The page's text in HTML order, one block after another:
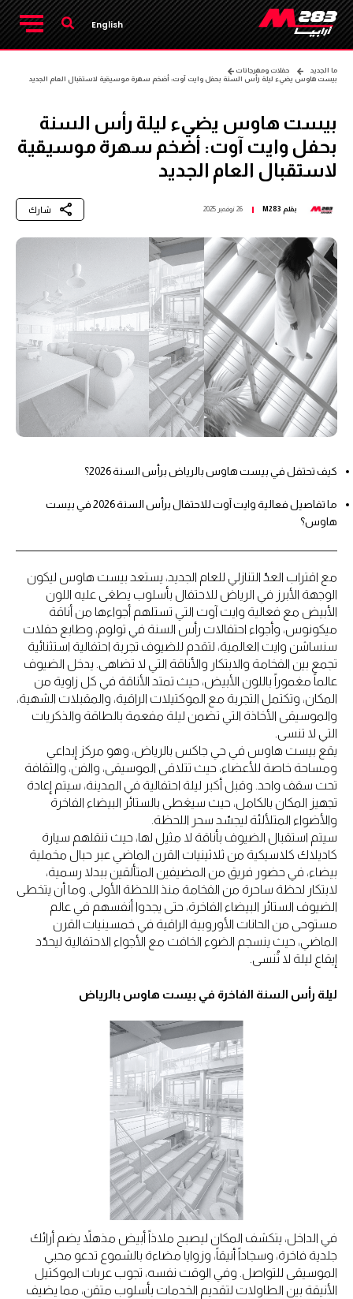
English
ما الجديد
حفلات ومهرجانات
بيست هاوس يضيء ليلة رأس السنة بحفل وايت آوت: أضخم سهرة موسيقية لاستقبال العام الجديد
بيست هاوس يضيء ليلة رأس السنة
بحفل وايت آوت: أضخم سهرة موسيقية
لاستقبال العام الجديد
بقلم M283 26 نوفمبر 2025 شارك
كيف تحتفل في بيست هاوس بالرياض برأس السنة 2026؟
ما تفاصيل فعالية وايت آوت للاحتفال برأس السنة 2026 في بيست
هاوس؟
مع اقتراب العدّ التنازلي للعام الجديد، يستعد بيست هاوس ليكون
الوجهة الأبرز في الرياض للاحتفال بأسلوب يطغى عليه اللون
الأبيض مع فعالية وايت آوت التي تستلهم أجواءها من أناقة
ميكونوس، وأجواء احتفالات رأس السنة في تولوم، وطابع حفلات
سنساشن وايت العالمية، لتقدم للضيوف تجربة احتفالية استثنائية
تجمع بين الفخامة والابتكار والأناقة التي لا تضاهى. يدخل الضيوف
عالماً مغموراً باللون الأبيض، حيث تمتد الأناقة في كل زاوية من
المكان، وتكتمل التجربة مع الموكتيلات الراقية، والمقبلات الشهية،
والموسيقى الأخاذة التي تضمن ليلة مفعمة بالطاقة والذكريات
التي لا تنسى.
يقع بيست هاوس في حي جاكس بالرياض، وهو مركز إبداعي
ومساحة خاصة للأعضاء، حيث تتلاقى الموسيقى، والفن، والثقافة
تحت سقف واحد. وقبل أكبر ليلة احتفالية في المدينة، سيتم إعادة
تجهيز المكان بالكامل، حيث سيغطى بالستائر البيضاء الفاخرة
والأضواء المتلألئة ليجسّد سحر اللحظة.
سيتم استقبال الضيوف بأناقة لا مثيل لها، حيث تنقلهم سيارة
كاديلاك كلاسيكية من ثلاثينيات القرن الماضي عبر حبال مخملية
بيضاء، في حضور فريق من المضيفين المتألقين ببدلا رسمية،
لابتكار لحظة ساحرة من الفخامة منذ اللحظة الأولى. وما أن يتخطى
الضيوف الستائر البيضاء الفاخرة، حتى يجدوا أنفسهم في عالم
مستوحى من الحانات الأوروبية الراقية في خمسينيات القرن
الماضي، حيث ينسجم الضوء الخافت مع الأجواء الاحتفالية ليحدّد
إيقاع ليلة لا تُنسى.
ليلة رأس السنة الفاخرة في بيست هاوس بالرياض
في الداخل، يتكشف المكان ليصبح ملاذاً أبيض مذهلاً يضم أرائك
جلدية فاخرة، وسجاداً أنيقاً، وزوايا مضاءة بالشموع تدعو محبي
الموسيقى للتواصل. وفي الوقت نفسه، تجوب عربات الموكتيل
الأنيقة بين الطاولات لتقديم الخدمات بأسلوب متقن، مما يضيف